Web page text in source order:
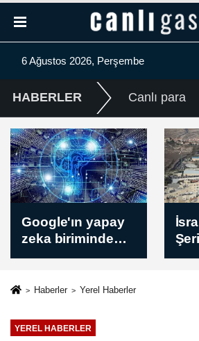
6 Ağustos 2026, Perşembe
HABERLER Canlı para
İsrail güçleri Batı
Şeria'da bazı
beldelere baskın
Bire'de 3 evi
Haberler Yerel Haberler
YEREL HABERLER